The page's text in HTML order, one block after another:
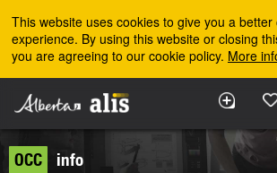
This website uses cookies to give you a better
experience. By using this website or closing
you are agreeing to our cookie policy. More
OCC
info